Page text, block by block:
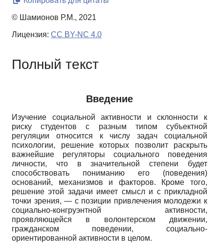
© Шамионов Р.М., 2021
Лицензия: CC BY-NC 4.0
Полный текст
Введение
Изучение социальной активности и склонности к
риску студентов с разным типом субъектной
регуляции относится к числу задач социальной
психологии, решение которых позволит раскрыть
важнейшие регуляторы социального поведения
личности, что в значительной степени будет
способствовать пониманию его (поведения)
оснований, механизмов и факторов. Кроме того,
решение этой задачи имеет смысл и с прикладной
точки зрения, — с позиции привлечения молодежи к
социально-конгруэнтной активности,
проявляющейся в волонтерском движении,
гражданском поведении, социально­
ориентированной активности в целом.